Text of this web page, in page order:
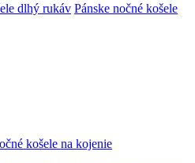
dlhý rukáv Pánske nočné košele
košele na kojenie